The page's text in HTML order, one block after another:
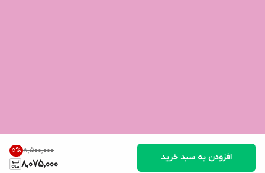
۸٬۵۰۰٬۰۰۰ 5%
8,075,000
افزودن به سبد خرید